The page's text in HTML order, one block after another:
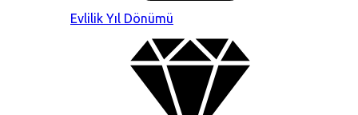
Evlilik Yıl Dönümü